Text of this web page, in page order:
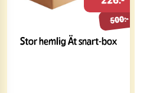
Stor hemlig Ät snart-box
500:-